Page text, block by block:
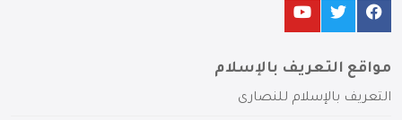
مواقع التعريف بالإسلام
التعريف بالإسلام للنصارى